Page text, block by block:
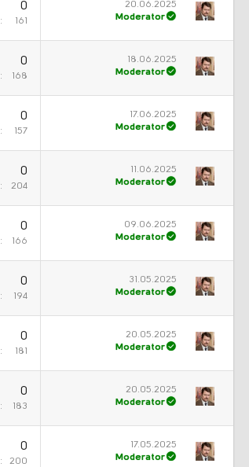
0
161
20.06.2025
Moderator
0
168
18.06.2025
Moderator
0
157
17.06.2025
Moderator
0
204
11.06.2025
Moderator
0
166
09.06.2025
Moderator
0
194
31.05.2025
Moderator
0
181
20.05.2025
Moderator
0
183
20.05.2025
Moderator
0
200
17.05.2025
Moderator